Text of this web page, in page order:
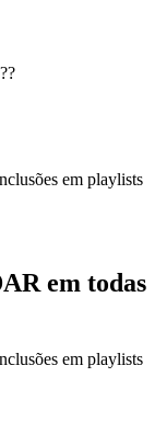
em playlists
em todas
em playlists